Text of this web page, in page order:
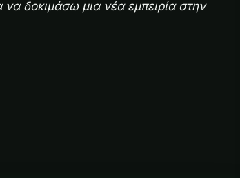
δοκιμάσω μια νέα εμπειρία στην